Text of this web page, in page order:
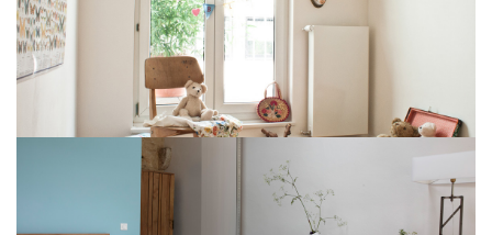
PURMO Plan Ventil Compact